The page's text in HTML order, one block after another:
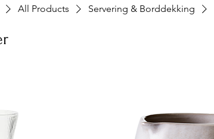
All Products Servering & Borddekking